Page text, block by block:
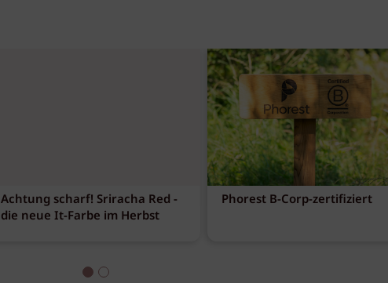
Achtung scharf! Sriracha Red -
die neue It-Farbe im Herbst
Phorest B-Corp-zertifiziert